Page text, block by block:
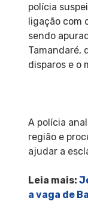
polícia
ligação com
sendo
Tamandaré,
disparos e o
A polícia
região e
ajudar a
Leia mais:
a vaga de